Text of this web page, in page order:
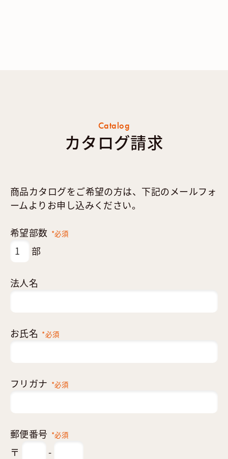
Catalog
カタログ請求
商品カタログをご希望の方は、下記のメールフォ
ームよりお申し込みください。
希望部数 *必須
部
法人名
お氏名 *必須
フリガナ *必須
郵便番号 *必須
〒 -